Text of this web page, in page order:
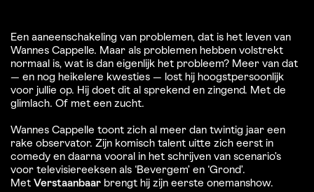
Een aaneenschakeling van problemen, dat is het leven van
Wannes Cappelle. Maar als problemen hebben volstrekt
normaal is, wat is dan eigenlijk het probleem? Meer van dat
— en nog heikelere kwesties — lost hij hoogstpersoonlijk
voor jullie op. Hij doet dit al sprekend en zingend. Met de
glimlach. Of met een zucht.
Wannes Cappelle toont zich al meer dan twintig jaar een
rake observator. Zijn komisch talent uitte zich eerst in
comedy en daarna vooral in het schrijven van scenario’s
voor televisiereeksen als ‘Bevergem’ en ‘Grond’.
Met Verstaanbaar brengt hij zijn eerste onemanshow.